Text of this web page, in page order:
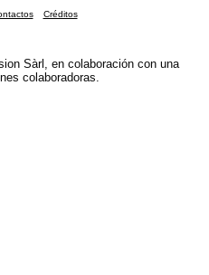
Créditos
Sàrl, en colaboración con una
colaboradoras.